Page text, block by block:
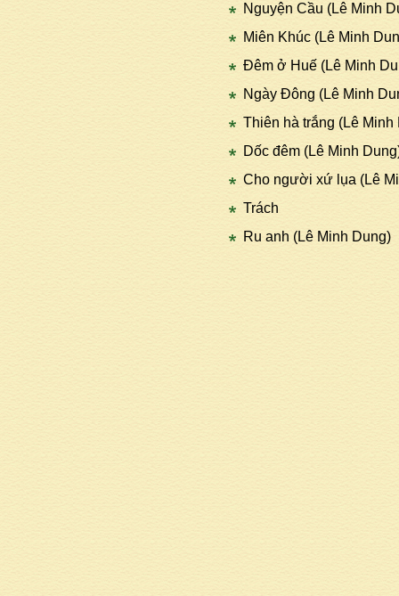
Nguyện Cầu (Lê Minh
Miên Khúc (Lê Minh
Đêm ở Huế (Lê Minh
Ngày Đông (Lê Minh
Thiên hà trắng (Lê Minh
Dốc đêm (Lê Minh
Cho người xứ lụa (Lê
Trách
Ru anh (Lê Minh Dung)